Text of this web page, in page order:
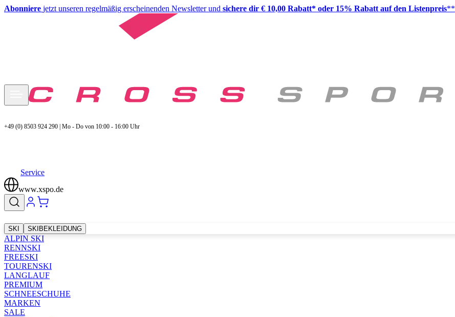
Abonniere jetzt unseren regelmäßig erscheinenden Newsletter und sichere dir € 10,00 Rabatt* oder 15% Rabatt auf den Listenpreis**
+49 (0) 8503 924 290 | Mo - Do von 10:00 - 16:00 Uhr
Service
www.xspo.de
SKI SKIBEKLEIDUNG
ALPIN SKI
RENNSKI
FREESKI
TOURENSKI
LANGLAUF
PREMIUM
SCHNEESCHUHE
MARKEN
SALE